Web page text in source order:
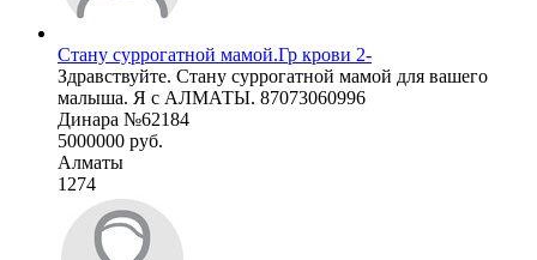
Стану суррогатной мамой.Гр крови 2-
Здравствуйте. Стану суррогатной мамой для вашего
малыша. Я с АЛМАТЫ. 87073060996
Динара №62184
5000000 руб.
Алматы
1274